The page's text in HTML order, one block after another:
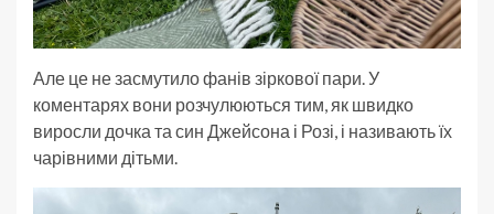
Але це не засмутило фанів зіркової пари. У
коментарях вони розчулюються тим, як швидко
виросли дочка та син Джейсона і Розі, і називають їх
чарівними дітьми.